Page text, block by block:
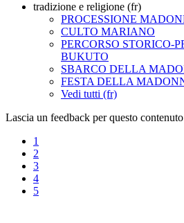
tradizione e religione (fr)
PROCESSIONE
CULTO MARIANO
PERCORSO STORICO-
BUKUTO
SBARCO DELLA
FESTA DELLA
Vedi tutti (fr)
Lascia un feedback per questo
1
2
3
4
5